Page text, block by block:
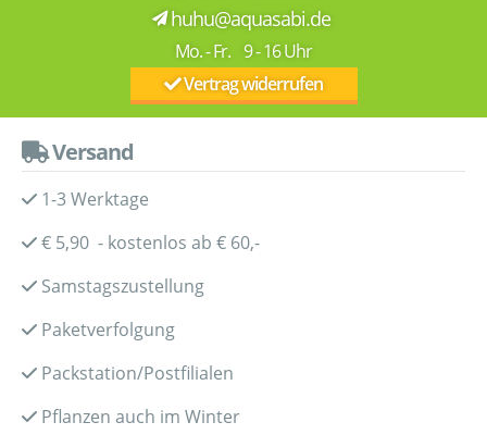
huhu@aquasabi.de
Mo. - Fr. 9 - 16 Uhr
Vertrag widerrufen
Versand
1-3 Werktage
€ 5,90 - kostenlos ab € 60,-
Samstagszustellung
Paketverfolgung
Packstation/Postfilialen
Pflanzen auch im Winter